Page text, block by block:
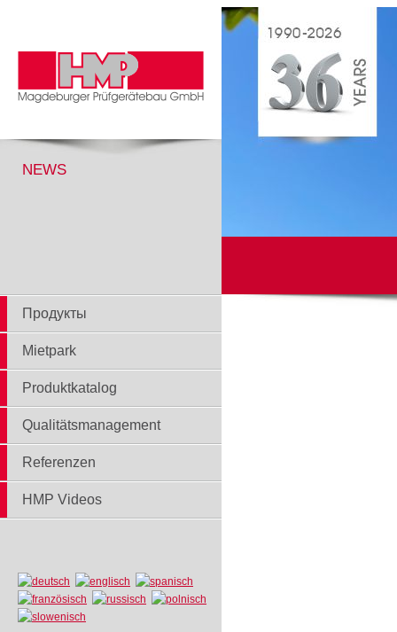
NEWS
Продукты
Mietpark
Produktkatalog
Qualitätsmanagement
Referenzen
HMP Videos